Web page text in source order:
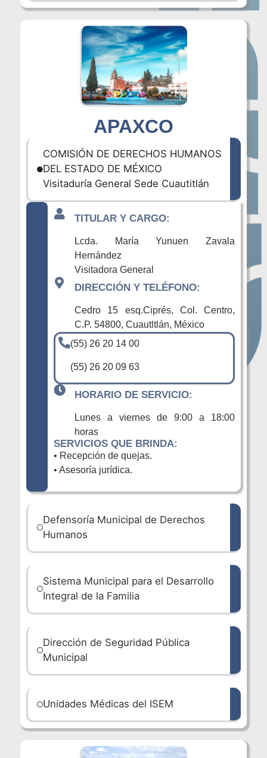
APAXCO
COMISIÓN DE DERECHOS HUMANOS
DEL ESTADO DE MÉXICO
Visitaduría General Sede Cuautitlán
TITULAR Y CARGO:
Lcda. María Yunuen Zavala
Hernández
Visitadora General
DIRECCIÓN Y TELÉFONO:
Cedro 15 esq.Ciprés, Col. Centro,
C.P. 54800, Cuautltlán, México
(55) 26 20 14 00
(55) 26 20 09 63
HORARIO DE SERVICIO:
Lunes a viernes de 9:00 a 18:00
horas
SERVICIOS QUE BRINDA:
• Recepción de quejas.
• Asesoría jurídica.
Defensoría Municipal de Derechos
Humanos
Sistema Municipal para el Desarrollo
Integral de la Familia
Dirección de Seguridad Pública
Municipal
Unidades Médicas del ISEM